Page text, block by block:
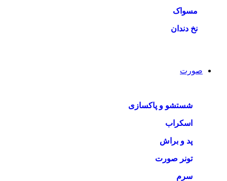
مسواک
نخ دندان
صورت
شستشو و پاکسازی
اسکراب
پد و براش
تونر صورت
سرم